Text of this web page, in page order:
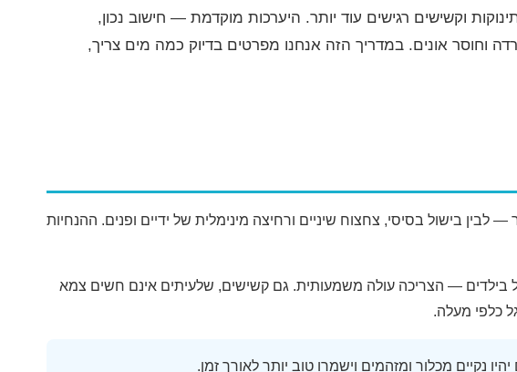
וקשישים רגישים עוד יותר. היערכות מוקדמת — חישוב נכון,
אונים. במדריך הזה אנחנו מפרטים בדיוק כמה מים צריך,
הזו מתחלקת בין שתייה — לפחות 2 ליטר — לבין בישול בסיסי, צחצוח שיניים ורחיצה מינימלית של ידיים ופנים. ההנחיות
בילדים — הצריכה עולה משמעותית. גם קשישים, שלעיתים אינם חשים צמא
כלפי מעלה.
נקיים מכלור ומזהמים וישמרו טוב יותר לאורך זמן.